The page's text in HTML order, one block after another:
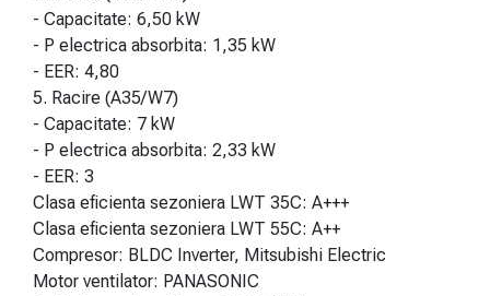
- Capacitate: 6,50 kW
- P electrica absorbita: 1,35 kW
- EER: 4,80
5. Racire (A35/W7)
- Capacitate: 7 kW
- P electrica absorbita: 2,33 kW
- EER: 3
Clasa eficienta sezoniera LWT 35C: A+++
Clasa eficienta sezoniera LWT 55C: A++
Compresor: BLDC Inverter, Mitsubishi Electric
Motor ventilator: PANASONIC